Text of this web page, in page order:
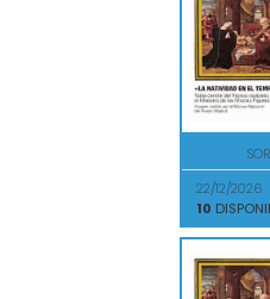
22/12/2026
10